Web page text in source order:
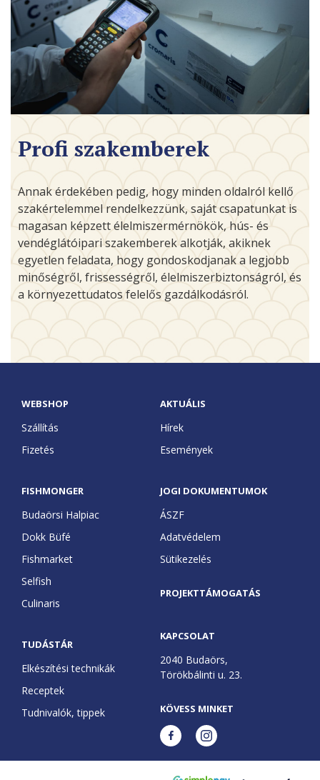
Profi szakemberek
Annak érdekében pedig, hogy minden oldalról kellő
szakértelemmel rendelkezzünk, saját csapatunkat is
magasan képzett élelmiszermérnökök, hús- és
vendéglátóipari szakemberek alkotják, akiknek
egyetlen feladata, hogy gondoskodjanak a legjobb
minőségről, frissességről, élelmiszerbiztonságról, és
a környezettudatos felelős gazdálkodásról.
WEBSHOP
Szállítás
Fizetés
FISHMONGER
Budaörsi Halpiac
Dokk Büfé
Fishmarket
Selfish
Culinaris
TUDÁSTÁR
Elkészítési technikák
Receptek
Tudnivalók, tippek
AKTUÁLIS
Hírek
Események
JOGI DOKUMENTUMOK
ÁSZF
Adatvédelem
Sütikezelés
PROJEKTTÁMOGATÁS
KAPCSOLAT
2040 Budaörs,
Törökbálinti u. 23.
KÖVESS MINKET